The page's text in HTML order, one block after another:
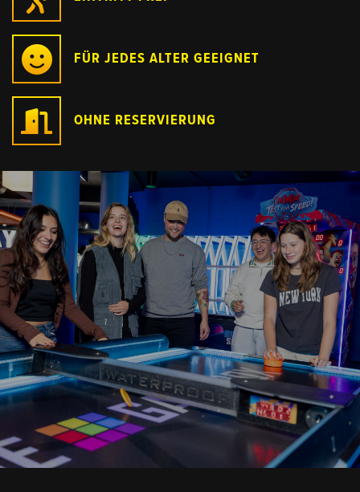
FÜR JEDES ALTER GEEIGNET
OHNE RESERVIERUNG